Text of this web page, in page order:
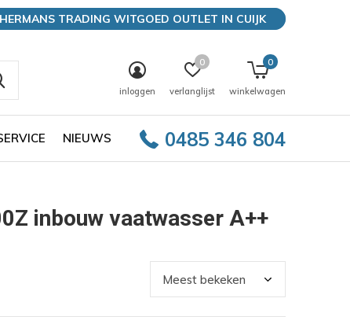
NIEUWS 0485 346 804
inloggen verlanglijst
0
winkelwagen
0
HERMANS TRADING WITGOED OUTLET IN CUIJK
inbouw vaatwasser A++